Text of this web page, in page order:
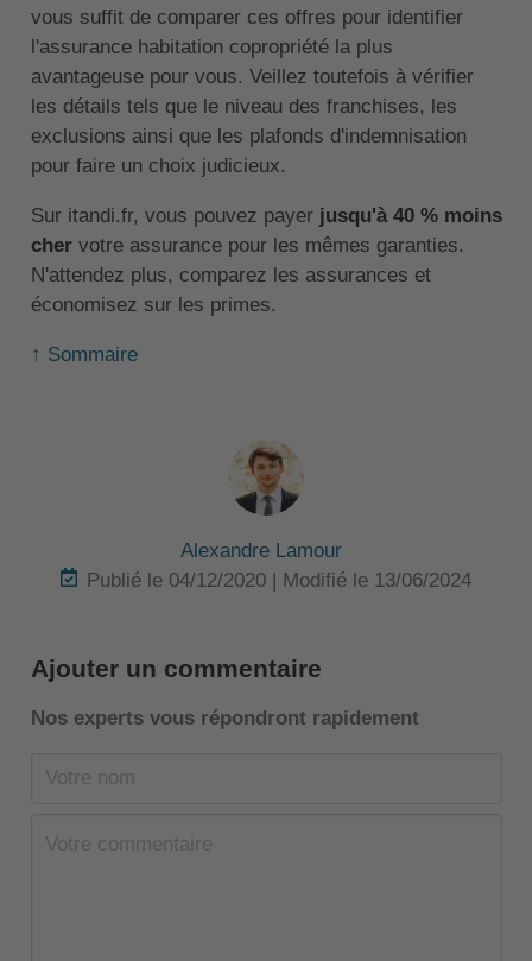
vous suffit de comparer ces offres pour identifier
l'assurance habitation copropriété la plus
avantageuse pour vous. Veillez toutefois à vérifier
les détails tels que le niveau des franchises, les
exclusions ainsi que les plafonds d'indemnisation
pour faire un choix judicieux.
Sur itandi.fr, vous pouvez payer jusqu'à 40 % moins
cher votre assurance pour les mêmes garanties.
N'attendez plus, comparez les assurances et
économisez sur les primes.
↑ Sommaire
Alexandre Lamour
Publié le 04/12/2020 | Modifié le 13/06/2024
Ajouter un commentaire
Nos experts vous répondront rapidement